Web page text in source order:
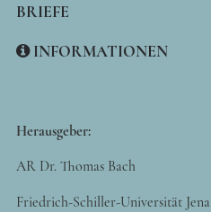
BRIEFE
INFORMATIONEN
Herausgeber:
AR Dr. Thomas Bach
Friedrich-Schiller-Universität Jena